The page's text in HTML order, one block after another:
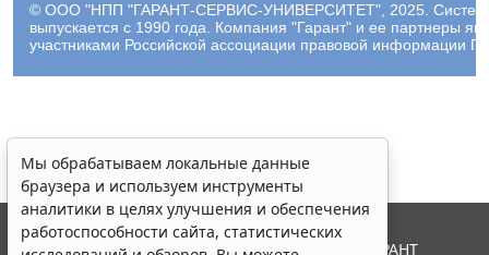
© ООО "НПП "ГАРАНТ-СЕРВИС-УНИВЕРСИТЕТ", 2025.
выпускается с 1990 года. Компания "Гарант" и ее партнеры
участниками Российской ассоциации правовой информации
Мы обрабатываем локальные данные
браузера и используем инструменты
аналитики в целях улучшения и обеспечения
работоспособности сайта, статистических
© ООО "НПП "ГАРАНТ-СЕРВИС", 2026. Система ГАРАНТ